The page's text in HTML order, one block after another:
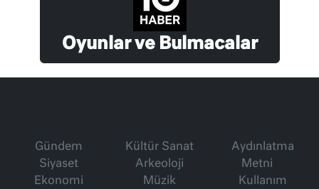
Oyunlar ve Bulmacalar
Gündem
Siyaset
Ekonomi
Kültür Sanat
Arkeoloji
Müzik
Aydınlatma
Metni
Kullanım